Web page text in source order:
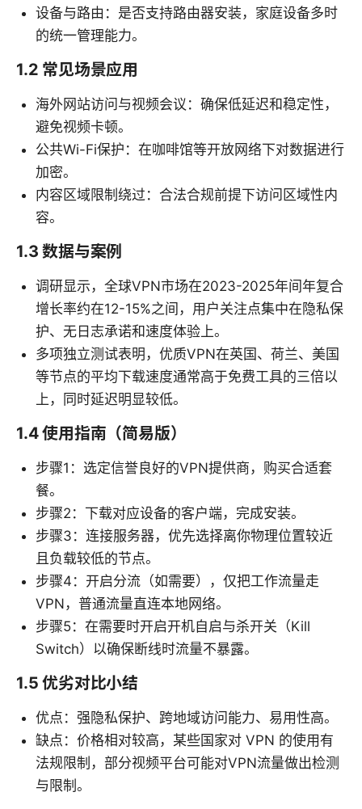
设备与路由：是否支持路由器安装，家庭设备多时
的统一管理能力。
1.2 常见场景应用
海外网站访问与视频会议：确保低延迟和稳定性，
避免视频卡顿。
公共Wi-Fi保护：在咖啡馆等开放网络下对数据进行
加密。
内容区域限制绕过：合法合规前提下访问区域性内
容。
1.3 数据与案例
调研显示，全球VPN市场在2023-2025年间年复合
增长率约在12-15%之间，用户关注点集中在隐私保
护、无日志承诺和速度体验上。
多项独立测试表明，优质VPN在英国、荷兰、美国
等节点的平均下载速度通常高于免费工具的三倍以
上，同时延迟明显较低。
1.4 使用指南（简易版）
步骤1：选定信誉良好的VPN提供商，购买合适套
餐。
步骤2：下载对应设备的客户端，完成安装。
步骤3：连接服务器，优先选择离你物理位置较近
且负载较低的节点。
步骤4：开启分流（如需要），仅把工作流量走
VPN，普通流量直连本地网络。
步骤5：在需要时开启开机自启与杀开关（Kill
Switch）以确保断线时流量不暴露。
1.5 优劣对比小结
优点：强隐私保护、跨地域访问能力、易用性高。
缺点：价格相对较高，某些国家对 VPN 的使用有
法规限制，部分视频平台可能对VPN流量做出检测
与限制。